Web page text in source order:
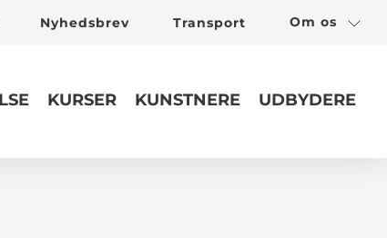
Nyhedsbrev Transport Om os
KURSER KUNSTNERE UDBYDERE